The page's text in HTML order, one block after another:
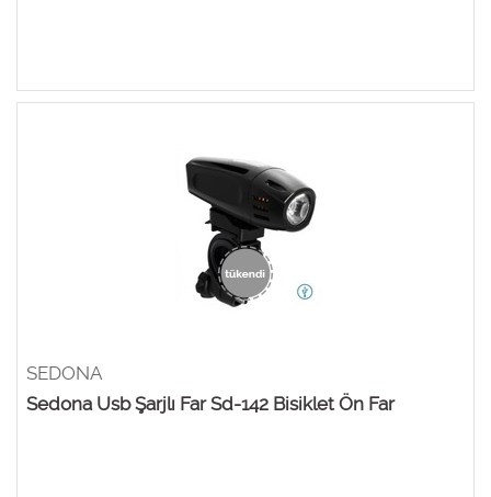
SEDONA
Sedona Usb Şarjlı Far Sd-142 Bisiklet Ön Far